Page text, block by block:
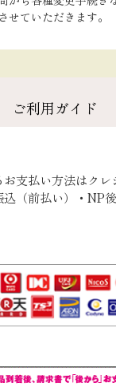
せていただきます。
ご利用ガイド
支払い方法はクレ
（前払い）・NP